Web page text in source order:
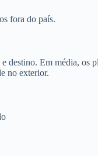
fora do país.
destino. Em média, os
no exterior.